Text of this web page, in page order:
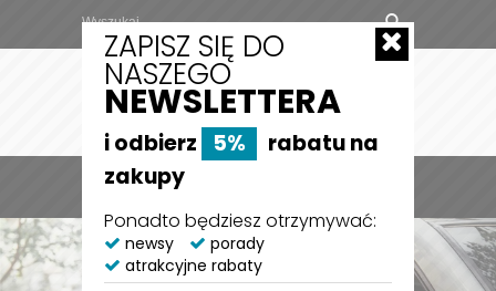
MENU
ZAPISZ SIĘ DO
NASZEGO
NEWSLETTERA
i odbierz 5%
rabatu na
zakupy
Ponadto będziesz otrzymywać:
newsy
porady
atrakcyjne rabaty